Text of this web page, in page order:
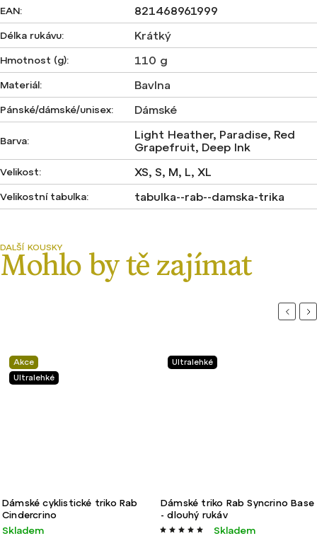
EAN: 821468961999
Délka rukávu: Krátký
Hmotnost (g): 110 g
Materiál: Bavlna
Pánské/dámské/unisex: Dámské
Barva:
Light Heather, Paradise, Red
Grapefruit, Deep Ink
Velikost: XS, S, M, L, XL
Velikostní tabulka: tabulka--rab--damska-trika
Akce
Ultralehké
Dámské cyklistické triko Rab
Cindercrino
Skladem
Ultralehké
Dámské triko Rab Syncrino Base
- dlouhý rukáv
Skladem